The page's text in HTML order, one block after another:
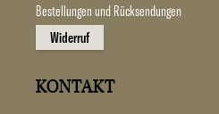
Bestellungen und Rücksendungen
Widerruf
KONTAKT